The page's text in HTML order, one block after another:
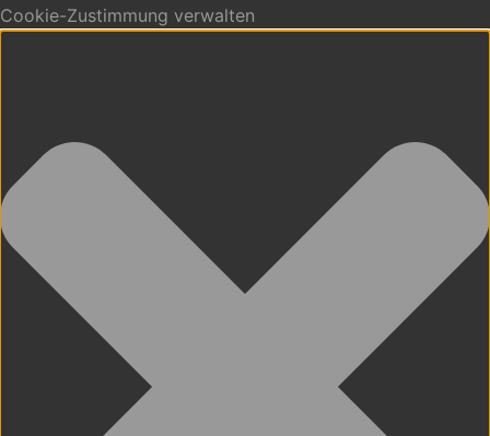
Cookie-Zustimmung verwalten